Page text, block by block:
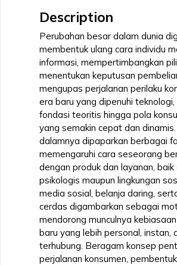
Description
Perubahan besar dalam dunia
membentuk ulang cara individu
informasi, mempertimbangkan
menentukan keputusan
mengupas perjalanan perilaku
era baru yang dipenuhi teknologi,
fondasi teoritis hingga pola
yang semakin cepat dan
dalamnya dipaparkan berbagai
memengaruhi cara seseorang
dengan produk dan layanan,
psikologis maupun lingkungan
media sosial, belanja daring,
cerdas digambarkan sebagai
mendorong munculnya
baru yang lebih personal, instan,
terhubung. Beragam konsep
perjalanan konsumen,